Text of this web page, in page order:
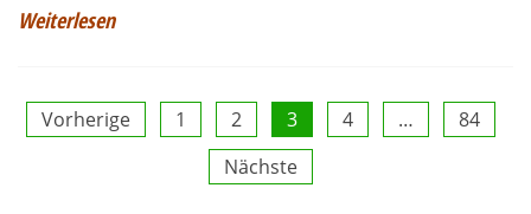
Weiterlesen
Seitennummerierung
Vorherige 1 2 3 4 …
84
Nächste